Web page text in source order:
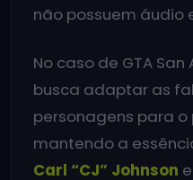
não possuem áudio
No caso de GTA
busca adaptar as
personagens para o
mantendo a
Carl “CJ” Johnson